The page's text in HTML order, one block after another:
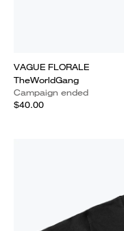
VAGUE FLORALE
TheWorldGang
Campaign ended
$40.00